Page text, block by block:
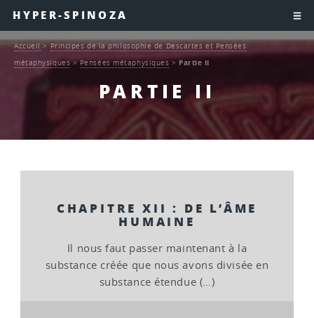
HYPER-SPINOZA
PARTIE II
Accueil >Principes de la philosophie de Descartes et Pensées
métaphysiques>Pensées métaphysiques>Partie II
CHAPITRE XII : DE L’ÂME
HUMAINE
Il nous faut passer maintenant à la
substance créée que nous avons divisée en
substance étendue (…)